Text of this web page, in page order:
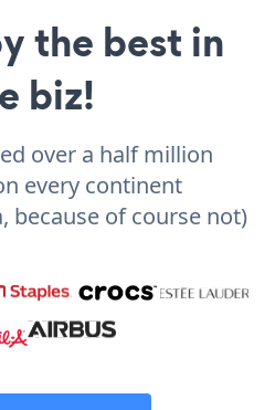
the best in
biz!
over a half million
every continent
because of course not)